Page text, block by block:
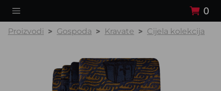
0
Proizvodi Gospoda Kravate Cijela kolekcija